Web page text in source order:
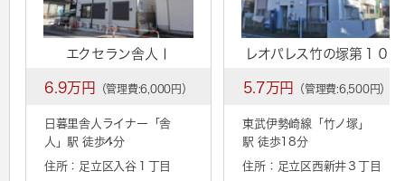
エクセラン舎人Ⅰ
6.9万円 （管理費:6,000円）
日暮里舎人ライナー「舎
人 」駅 徒歩4分
住所：足立区入谷１丁目
レオパレス竹の塚第１０
5.7万円 （管理費:6,500円）
東武伊勢崎線「 竹ノ塚 」
駅 徒歩18分
住所：足立区西新井３丁目